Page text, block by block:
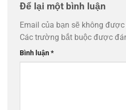
Để lại một bình luận
Email của bạn sẽ không
Các trường bắt buộc được
Bình luận*